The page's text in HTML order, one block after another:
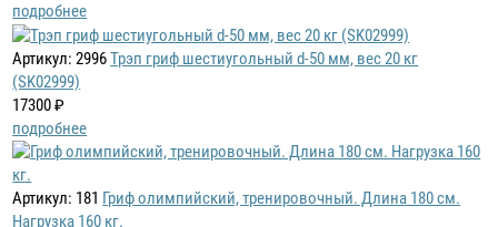
подробнее
Артикул: 2996Трэп гриф шестиугольный d-50 мм, вес 20 кг
(SK02999)
17300 ₽
подробнее
Артикул: 181 Гриф олимпийский, тренировочный. Длина 180 см.
Нагрузка 160 кг.